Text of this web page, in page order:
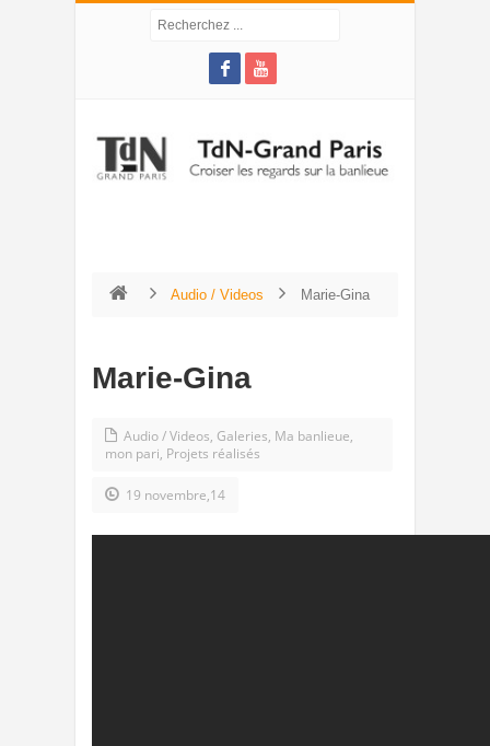
Audio / Videos Marie-Gina
Marie-Gina
Audio / Videos, Galeries, Ma banlieue,
mon pari, Projets réalisés
19 novembre,14